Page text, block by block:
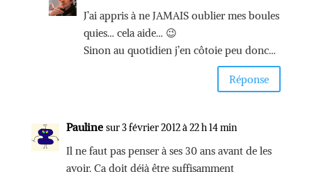
J’ai appris à ne JAMAIS oublier mes boules
quies… cela aide… 😉
Sinon au quotidien j’en côtoie peu donc…
Réponse
Pauline sur 3 février 2012 à 22 h 14 min
Il ne faut pas penser à ses 30 ans avant de les
avoir. Ca doit déjà être suffisamment